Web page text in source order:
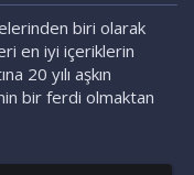
biri olarak
en iyi içeriklerin
20 yılı aşkın
bir ferdi olmaktan